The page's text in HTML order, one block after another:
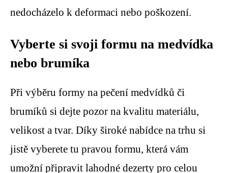
nedocházelo k deformaci nebo poškození.
Vyberte si svoji formu na medvídka
nebo brumíka
Při výběru formy na pečení medvídků či
brumíků si dejte pozor na kvalitu materiálu,
velikost a tvar. Díky široké nabídce na trhu si
jistě vyberete tu pravou formu, která vám
umožní připravit lahodné dezerty pro celou